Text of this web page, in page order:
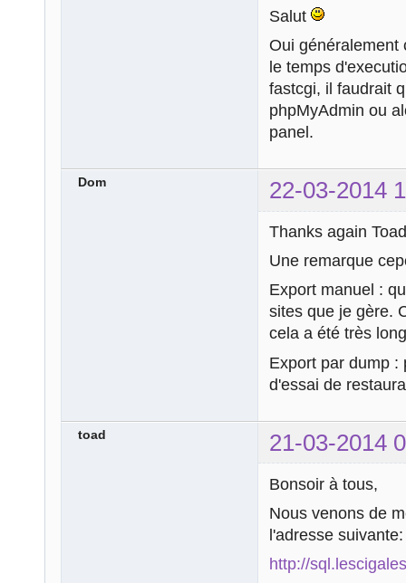
Salut
Oui généralement
le temps
fastcgi, il faudrait
phpMyAdmin ou
panel.
Dom 22-03-2014
Thanks again
Une remarque
Export manuel :
sites que je gère.
cela a été très
Export par dump :
d'essai de
toad 21-03-2014
Bonsoir à tous,
Nous venons de
l'adresse suivante:
http://